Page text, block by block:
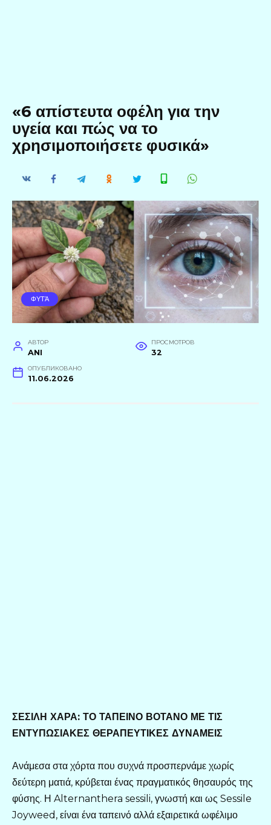
«6 απίστευτα οφέλη για την
υγεία και πώς να το
χρησιμοποιήσετε φυσικά»
ΦΥΤΆ
АВТОР
ANI
ПРОСМОТРОВ
32
ОПУБЛИКОВАНО
11.06.2026
ΣΕΣΙΛΗ ΧΑΡΑ: ΤΟ ΤΑΠΕΙΝΟ ΒΟΤΑΝΟ ΜΕ ΤΙΣ
ΕΝΤΥΠΩΣΙΑΚΕΣ ΘΕΡΑΠΕΥΤΙΚΕΣ ΔΥΝΑΜΕΙΣ
Ανάμεσα στα χόρτα που συχνά προσπερνάμε χωρίς
δεύτερη ματιά, κρύβεται ένας πραγματικός θησαυρός της
φύσης. Η Alternanthera sessili, γνωστή και ως Sessile
Joyweed, είναι ένα ταπεινό αλλά εξαιρετικά ωφέλιμο